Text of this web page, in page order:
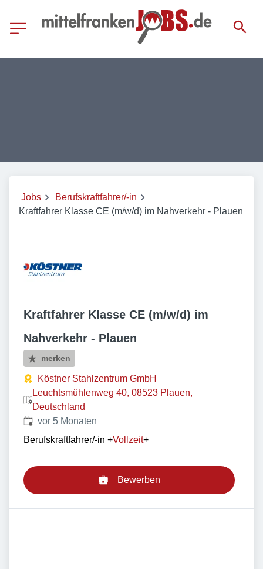
Jobs
Berufskraftfahrer/-in
Kraftfahrer Klasse CE (m/w/d) im Nahverkehr - Plauen
Kraftfahrer Klasse CE (m/w/d) im
Nahverkehr - Plauen
merken
Köstner Stahlzentrum GmbH
Leuchtsmühlenweg 40, 08523 Plauen,
Deutschland
Veröffentlicht:
vor 5 Monaten
Berufskraftfahrer/-in +Vollzeit+
Bewerben